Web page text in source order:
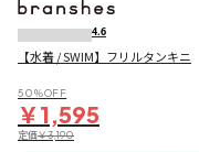
4.6
【水着 / SWIM】フリルタンキニ
50％OFF
￥1,595
定価￥3,190